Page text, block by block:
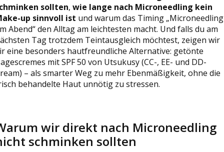
sollten, wie lange nach Microneedling kein
up sinnvoll ist und warum das Timing „Microneedling
Abend“ den Alltag am leichtesten macht. Und falls du am
Tag trotzdem Teintausgleich möchtest, zeigen wir
eine besonders hautfreundliche Alternative: getönte
mit SPF 50 von Utsukusy (CC-, EE- und DD-
– als smarter Weg zu mehr Ebenmäßigkeit, ohne die
behandelte Haut unnötig zu stressen.
wir direkt nach Microneedling
schminken sollten